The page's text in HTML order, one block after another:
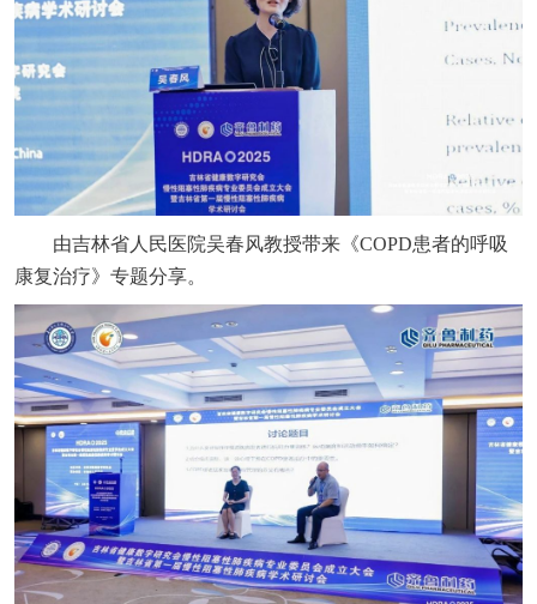
由吉林省人民医院吴春风教授带来《COPD患者的呼吸
康复治疗》专题分享。